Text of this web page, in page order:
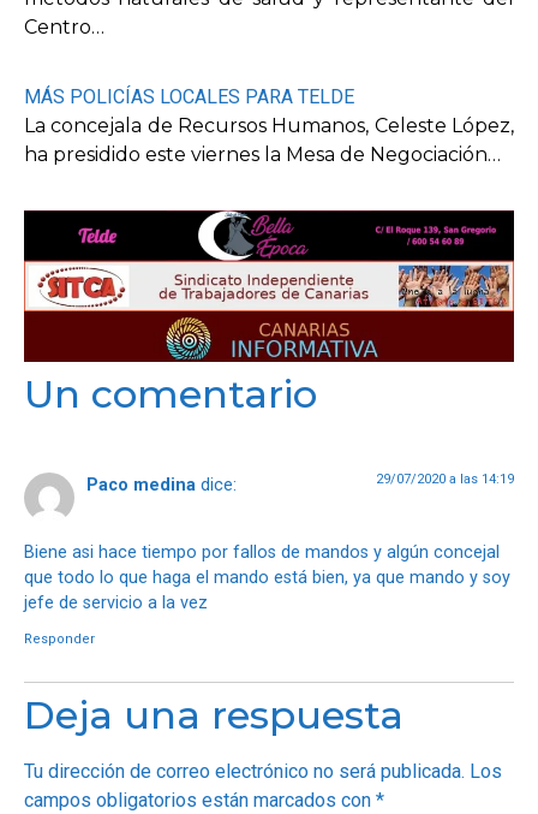
Centro…
MÁS POLICÍAS LOCALES PARA TELDE
La concejala de Recursos Humanos, Celeste López,
ha presidido este viernes la Mesa de Negociación…
Un comentario
Paco medina dice: 29/07/2020 a las 14:19
Biene asi hace tiempo por fallos de mandos y algún concejal
que todo lo que haga el mando está bien, ya que mando y soy
jefe de servicio a la vez
Responder
Deja una respuesta
Tu dirección de correo electrónico no será publicada. Los
campos obligatorios están marcados con *